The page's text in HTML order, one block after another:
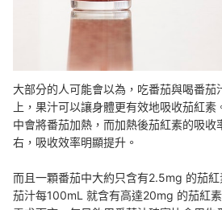
大部分的人可能會以為，吃番茄與喝番茄
上，果汁可以讓身體更有效地吸收茄紅
中會將番茄加熱，而加熱後茄紅素的吸
右，吸收效率明顯提升。
而且一顆番茄中大約只含有2.5mg 的茄
茄汁每100mL 就含有高達20mg 的茄紅